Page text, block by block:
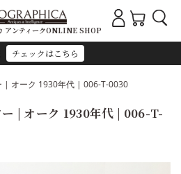
チェックはこちら
アンティークONLINE SHOP
| オーク 1930年代 | 006-T-0030
| オーク 1930年代 | 006-T-